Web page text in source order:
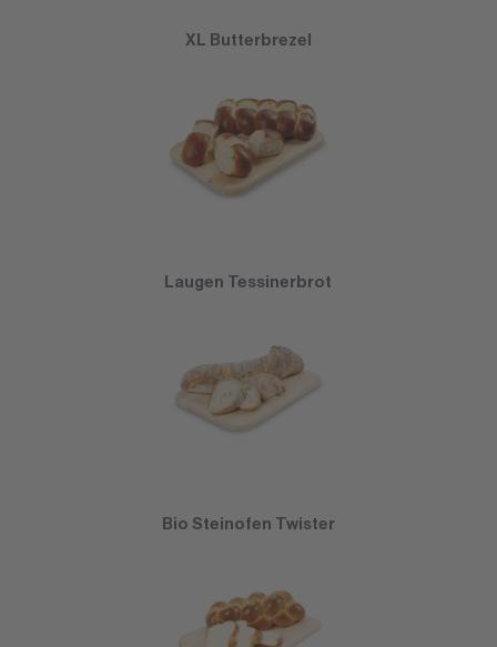
XL Butterbrezel
Laugen Tessinerbrot
Bio Steinofen Twister